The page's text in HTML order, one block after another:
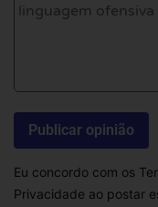
Eu concordo com os
Privacidade ao postar